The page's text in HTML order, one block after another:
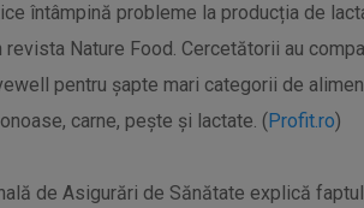
întâmpină probleme la producția de
revista Nature Food. Cercetătorii au
pentru șapte mari categorii de
carne, pește și lactate. (Profit.ro)
de Asigurări de Sănătate explică